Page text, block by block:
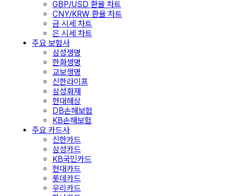
GBP/USD 환율 차트
CNY/KRW 환율 차트
금 시세 차트
은 시세 차트
주요 보험사
삼성생명
한화생명
교보생명
신한라이프
삼성화재
현대해상
DB손해보험
KB손해보험
주요 카드사
신한카드
삼성카드
KB국민카드
현대카드
롯데카드
우리카드